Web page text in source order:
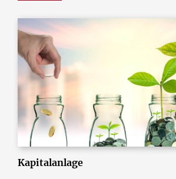
Kapitalanlage